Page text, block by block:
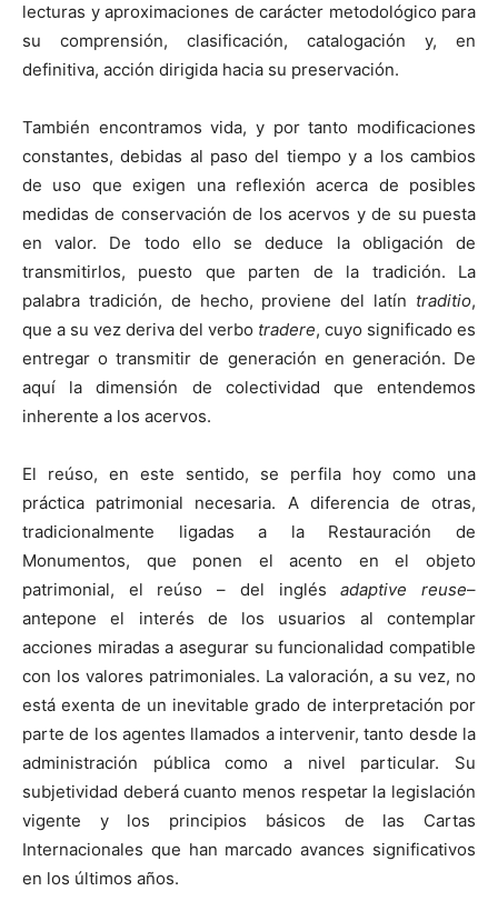
lecturas y aproximaciones de carácter metodológico para
su comprensión, clasificación, catalogación y, en
definitiva, acción dirigida hacia su preservación.
También encontramos vida, y por tanto modificaciones
constantes, debidas al paso del tiempo y a los cambios
de uso que exigen una reflexión acerca de posibles
medidas de conservación de los acervos y de su puesta
en valor. De todo ello se deduce la obligación de
transmitirlos, puesto que parten de la tradición. La
palabra tradición, de hecho, proviene del latín traditio,
que a su vez deriva del verbo tradere, cuyo significado es
entregar o transmitir de generación en generación. De
aquí la dimensión de colectividad que entendemos
inherente a los acervos.
El reúso, en este sentido, se perfila hoy como una
práctica patrimonial necesaria. A diferencia de otras,
tradicionalmente ligadas a la Restauración de
Monumentos, que ponen el acento en el objeto
patrimonial, el reúso – del inglésadaptive reuse–
antepone el interés de los usuarios al contemplar
acciones miradas a asegurar su funcionalidad compatible
con los valores patrimoniales. La valoración, a su vez, no
está exenta de un inevitable grado de interpretación por
parte de los agentes llamados a intervenir, tanto desde la
administración pública como a nivel particular. Su
subjetividad deberá cuanto menos respetar la legislación
vigente y los principios básicos de las Cartas
Internacionales que han marcado avances significativos
en los últimos años.